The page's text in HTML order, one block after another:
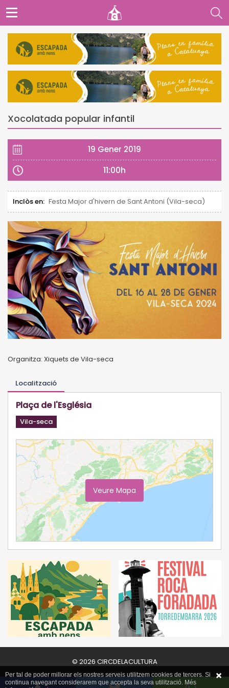
Xocolatada popular infantil
19 Gener 2019
11:00h
Inclòs en: Festa Major d'hivern de Sant Antoni (Vila-seca)
Organitza: Xiquets de Vila-seca
Localització
Plaça de l'Església
Vila-seca
Veure Mapa
© 2026 CIRCDELACULTURA
Per tal de poder millorar els nostres serveis utilitzem cookies de tercers. Si
continua navegant considerarem que accepta la seva utilització. Més